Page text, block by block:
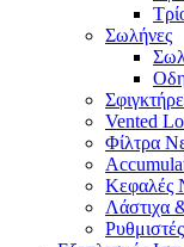
Σωλήνες
Vented
Φίλτρα
Κεφαλές
Λάστιχα